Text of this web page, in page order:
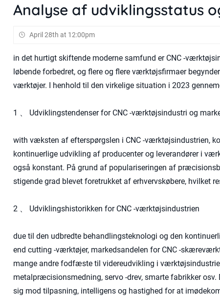
Analyse af udviklingsstatus
April 28th at 12:00pm
in det hurtigt skiftende moderne samfund er CNC -
løbende forbedret, og flere og flere værktøjsfirmaer
værktøjer. I henhold til den virkelige situation i 2023
1 、 Udviklingstendenser for CNC -værktøjsindustri og
with væksten af ​​efterspørgslen i CNC -værktøjsindustrien,
kontinuerlige udvikling af producenter og leverandører i
også konstant. På grund af populariseringen af
stigende grad blevet foretrukket af erhvervskøbere, hvilket
2 、 Udviklingshistorikken for CNC -værktøjsindustrien
due til den udbredte behandlingsteknologi og den
end cutting -værktøjer, markedsandelen for CNC -
mange andre fodfæste til videreudvikling i
metalpræcisionsmedning, servo -drev, smarte fabrikker
sig mod tilpasning, intelligens og hastighed for at